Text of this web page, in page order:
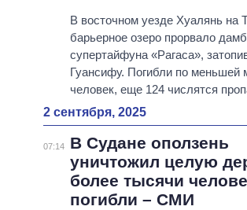
В восточном уезде Хуалянь на
барьерное озеро прорвало
супертайфуна «Рагаса»,
Гуансифу. Погибли по меньшей
человек, еще 124 числятся
2 сентября, 2025
07:14
В Судане оползень
уничтожил целую
более тысячи
погибли – СМИ